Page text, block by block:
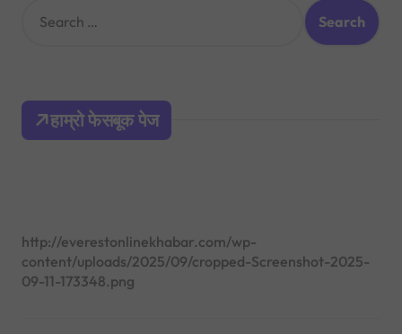
h
o
हाम्रो फेसबूक पेज
http://everestonlinekhabar.com/wp-
content/uploads/2025/09/cropped-Screenshot-2025-
09-11-173348.png